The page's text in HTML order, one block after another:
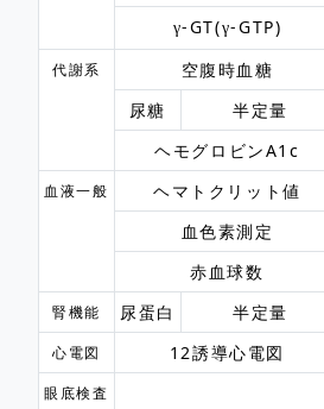
γ-GT(γ-GTP)
代謝系 空腹時血糖
尿糖
半定量
ヘモグロビンA1c
血液一般 ヘマトクリット値
血色素測定
赤血球数
腎機能 尿蛋白 半定量
心電図 12誘導心電図
眼底検査